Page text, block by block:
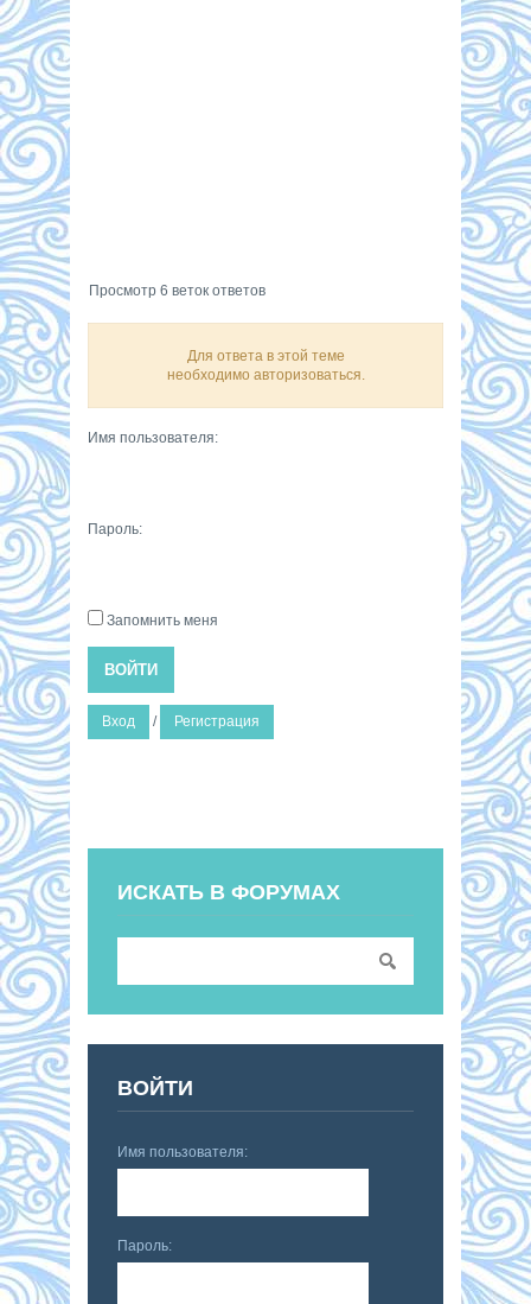
Просмотр 6 веток ответов
Для ответа в этой теме
необходимо авторизоваться.
Имя пользователя:
Пароль:
Запомнить меня
ВОЙТИ
Вход / Регистрация
ИСКАТЬ В ФОРУМАХ
ВОЙТИ
Имя пользователя:
Пароль: